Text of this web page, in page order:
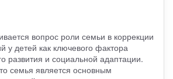
вопрос роли семьи в коррекции
у детей как ключевого фактора
развития и социальной адаптации.
семья является основным